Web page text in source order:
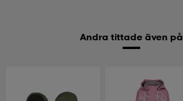
Andra tittade även på